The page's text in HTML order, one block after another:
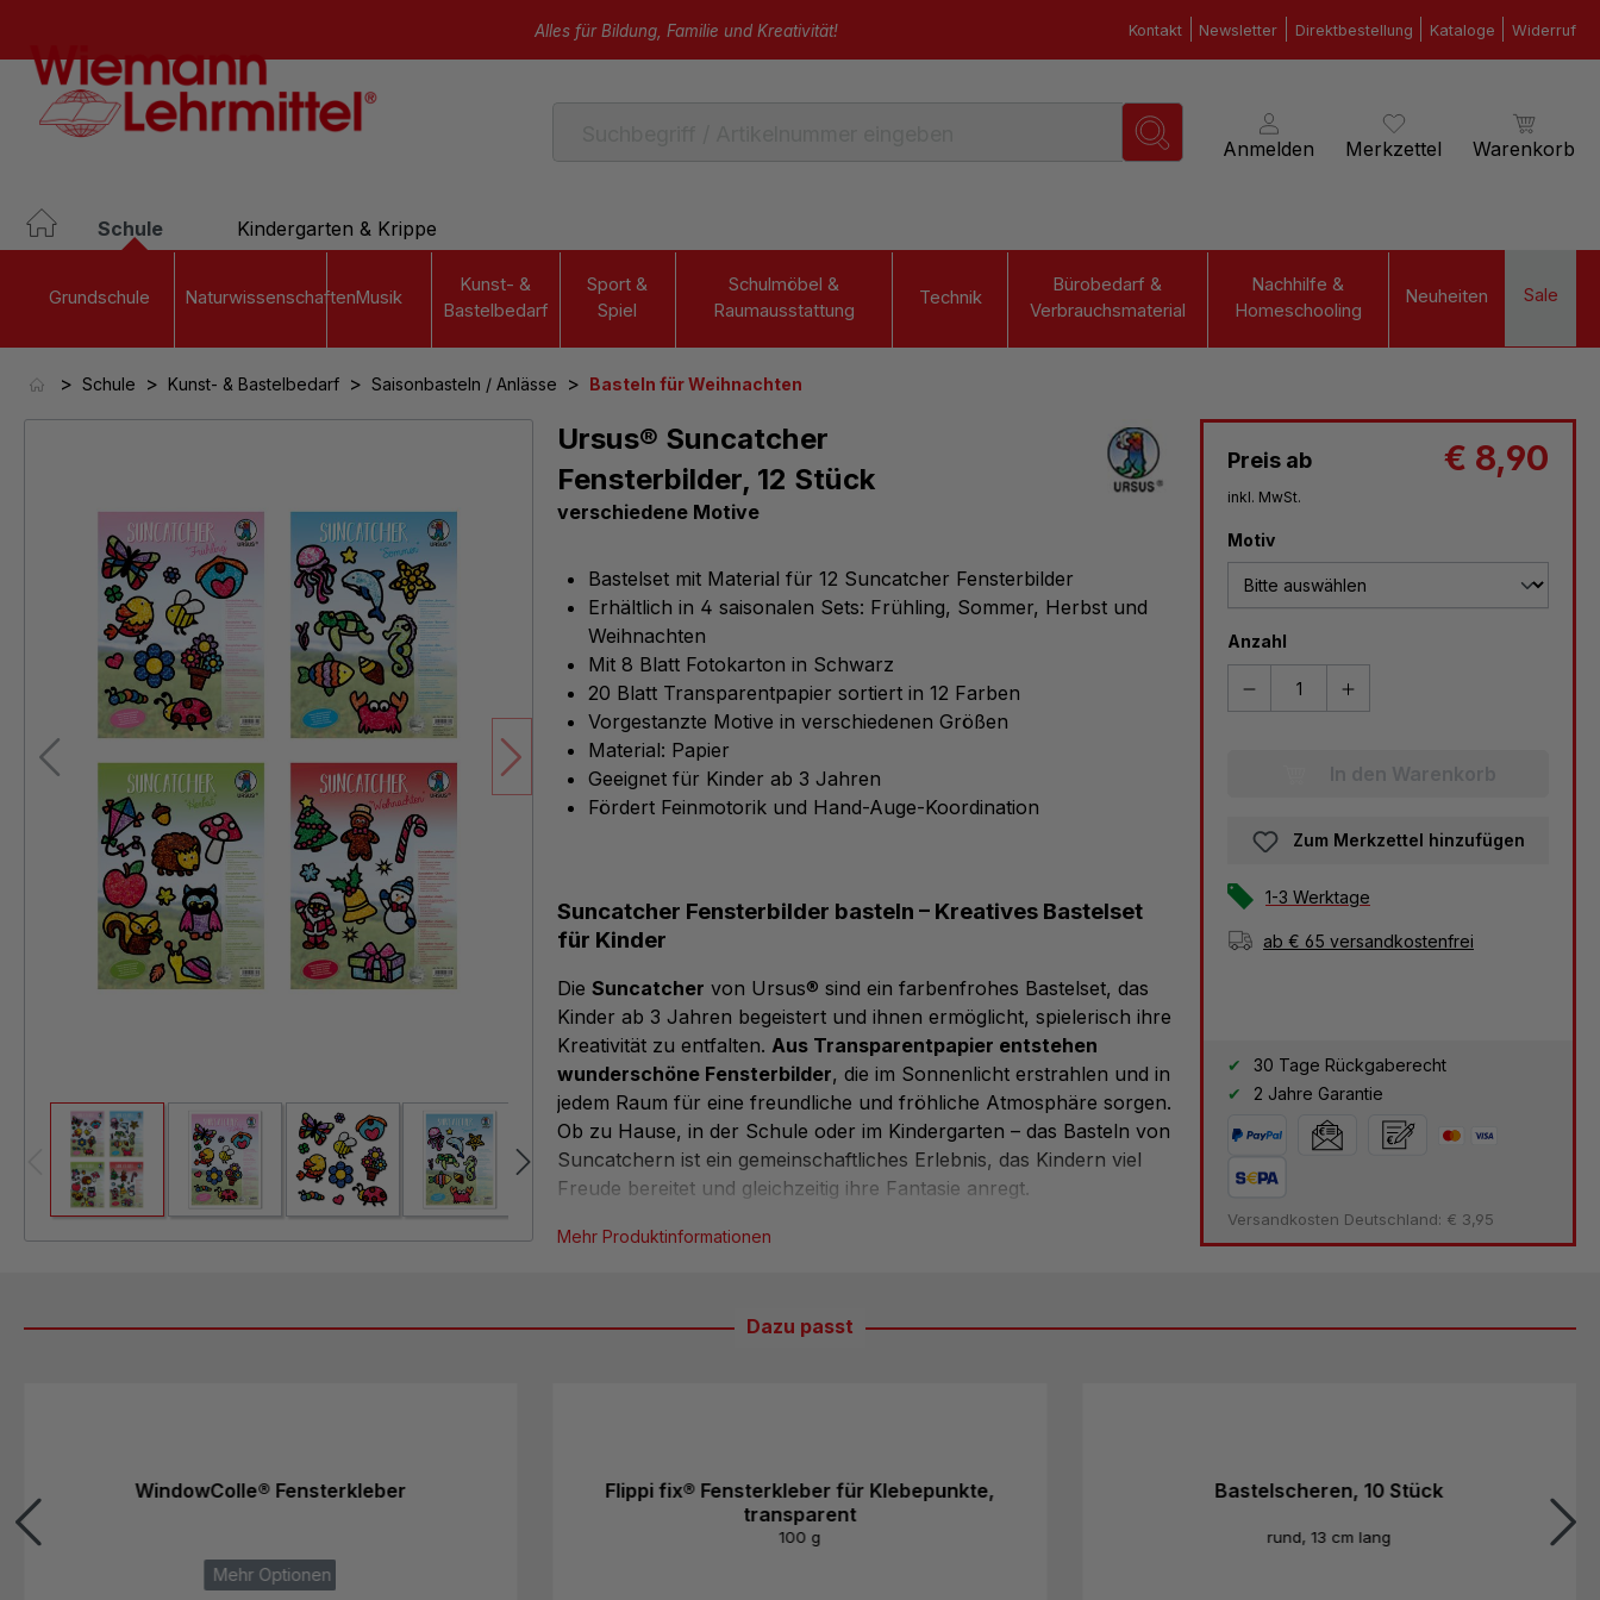
Alles für Bildung, Familie und Kreativität! Kontakt Newsletter Direktbestellung Kataloge Widerruf
Anmelden Merkzettel Warenkorb
Schule Kindergarten & Krippe
Grundschule NaturwissenschaftenMusik
Kunst- &
Bastelbedarf
Sport &
Spiel
Schulmöbel &
Raumausstattung
Technik
Bürobedarf &
Verbrauchsmaterial
Nachhilfe &
Homeschooling
Neuheiten Sale
> Schule > Kunst- & Bastelbedarf > Saisonbasteln / Anlässe > Basteln für Weihnachten
Preis ab € 8,90
inkl. MwSt.
Motivauswählen
Anzahl
Zum Merkzettel hinzufügen
1-3 Werktage
ab € 65 versandkostenfrei
30 Tage Rückgaberecht
2 Jahre Garantie
Versandkosten Deutschland: € 3,95
Ursus® Suncatcher
Fensterbilder, 12 Stück
verschiedene Motive
Bastelset mit Material für 12 Suncatcher Fensterbilder
Erhältlich in 4 saisonalen Sets: Frühling, Sommer, Herbst und
Weihnachten
Mit 8 Blatt Fotokarton in Schwarz
20 Blatt Transparentpapier sortiert in 12 Farben
Vorgestanzte Motive in verschiedenen Größen
Material: Papier
Geeignet für Kinder ab 3 Jahren
Fördert Feinmotorik und Hand-Auge-Koordination
Suncatcher Fensterbilder basteln – Kreatives Bastelset
für Kinder
Die Suncatcher von Ursus® sind ein farbenfrohes Bastelset, das
Kinder ab 3 Jahren begeistert und ihnen ermöglicht, spielerisch ihre
Kreativität zu entfalten. Aus Transparentpapier entstehen
wunderschöne Fensterbilder, die im Sonnenlicht erstrahlen und in
jedem Raum für eine freundliche und fröhliche Atmosphäre sorgen.
Ob zu Hause, in der Schule oder im Kindergarten – das Basteln von
Suncatchern ist ein gemeinschaftliches Erlebnis, das Kindern viel
Freude bereitet und gleichzeitig ihre Fantasie anregt.
Die Bastelsets enthalten 8 Blatt schwarzen Fotokarton und 20 Blatt
vorgestanzter Motivegelingt das Basteln besonders leicht, da die
Mehr Produktinformationen
Dazu passt
WindowColle® Fensterkleber
Mehr Optionen
Flippi fix® Fensterkleber für Klebepunkte,
transparent
100 g
Bastelscheren, 10 Stück
rund, 13 cm lang